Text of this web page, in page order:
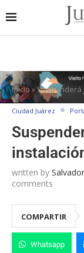
Inicio»Suspenderá
Ciudad Juárez
written by
comments
COMPARTIR
Whatsapp